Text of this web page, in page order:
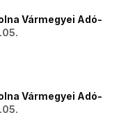
Vármegyei Adó-
Vármegyei Adó-